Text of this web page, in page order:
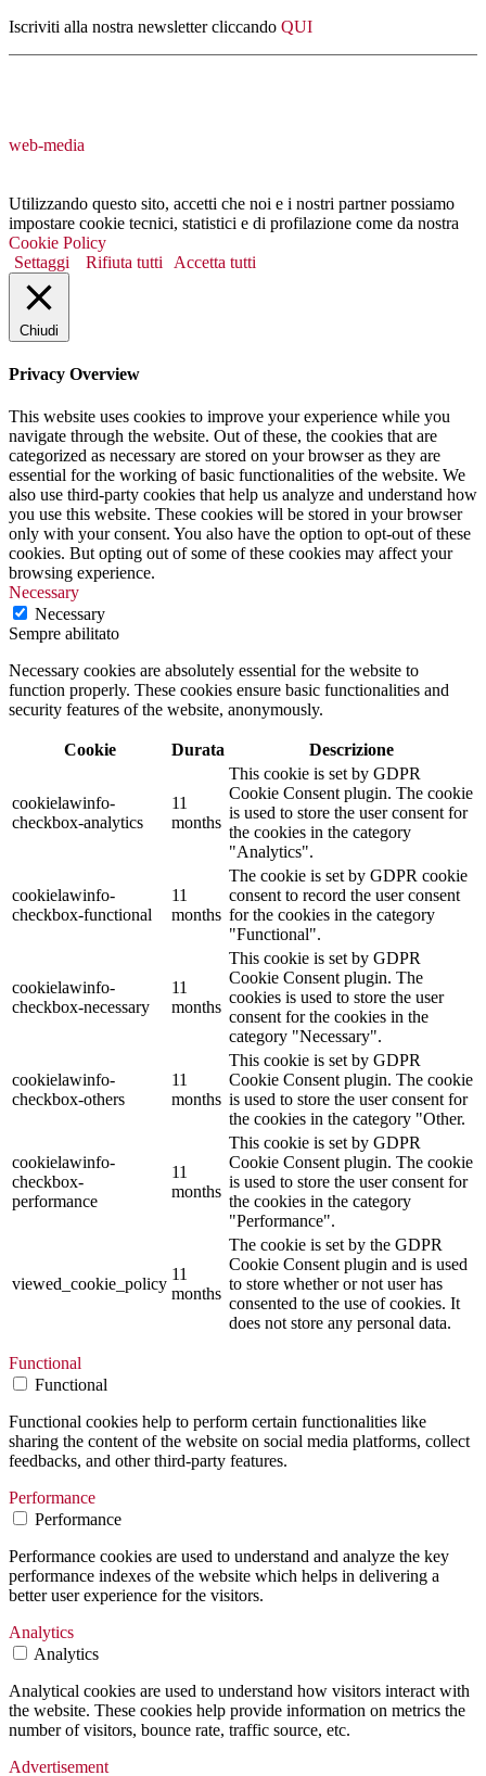
Iscriviti alla nostra newsletter cliccando QUI
web-media
Utilizzando questo sito, accetti che noi e i nostri partner possiamo
impostare cookie tecnici, statistici e di profilazione come da nostra
Cookie Policy
Settaggi
Rifiuta tutti Accetta tutti
Chiudi
Privacy Overview
This website uses cookies to improve your experience while you
navigate through the website. Out of these, the cookies that are
categorized as necessary are stored on your browser as they are
essential for the working of basic functionalities of the website. We
also use third-party cookies that help us analyze and understand how
you use this website. These cookies will be stored in your browser
only with your consent. You also have the option to opt-out of these
cookies. But opting out of some of these cookies may affect your
browsing experience.
Necessary
Necessary
Sempre abilitato
Necessary cookies are absolutely essential for the website to
function properly. These cookies ensure basic functionalities and
security features of the website, anonymously.
Cookie Durata Descrizione
cookielawinfo-
checkbox-analytics
11
months
This cookie is set by GDPR
Cookie Consent plugin. The cookie
is used to store the user consent for
the cookies in the category
"Analytics".
cookielawinfo-
checkbox-functional
11
months
The cookie is set by GDPR cookie
consent to record the user consent
for the cookies in the category
"Functional".
cookielawinfo-
checkbox-necessary
11
months
This cookie is set by GDPR
Cookie Consent plugin. The
cookies is used to store the user
consent for the cookies in the
category "Necessary".
cookielawinfo-
checkbox-others
11
months
This cookie is set by GDPR
Cookie Consent plugin. The cookie
is used to store the user consent for
the cookies in the category "Other.
cookielawinfo-
checkbox-
performance
11
months
This cookie is set by GDPR
Cookie Consent plugin. The cookie
is used to store the user consent for
the cookies in the category
"Performance".
viewed_cookie_policy
11
months
The cookie is set by the GDPR
Cookie Consent plugin and is used
to store whether or not user has
consented to the use of cookies. It
does not store any personal data.
Functional
Functional
Functional cookies help to perform certain functionalities like
sharing the content of the website on social media platforms, collect
feedbacks, and other third-party features.
Performance
Performance
Performance cookies are used to understand and analyze the key
performance indexes of the website which helps in delivering a
better user experience for the visitors.
Analytics
Analytics
Analytical cookies are used to understand how visitors interact with
the website. These cookies help provide information on metrics the
number of visitors, bounce rate, traffic source, etc.
Advertisement